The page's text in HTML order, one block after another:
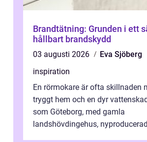
Brandtätning: Grunden i ett
hållbart brandskydd
03 augusti 2026
Eva Sjöberg
inspiration
En rörmokare är ofta skillnaden
tryggt hem och en dyr
som Göteborg, med gamla
landshövdingehus,